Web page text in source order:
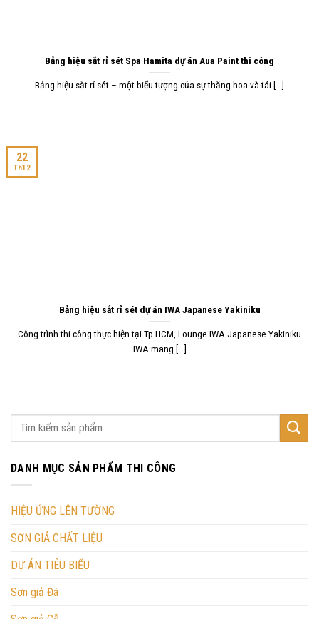
Bảng hiệu sắt rỉ sét Spa Hamita dự án Aua Paint thi công
Bảng hiệu sắt rỉ sét – một biểu tượng của sự thăng hoa và tái [...]
Bảng hiệu sắt rỉ sét dự án IWA Japanese Yakiniku
Công trình thi công thực hiện tại Tp HCM, Lounge IWA Japanese Yakiniku
IWA mang [...]
22
Th12
DANH MỤC SẢN PHẨM THI CÔNG
HIỆU ỨNG LÊN TƯỜNG
SƠN GIẢ CHẤT LIỆU
DỰ ÁN TIÊU BIỂU
Sơn giả Đá